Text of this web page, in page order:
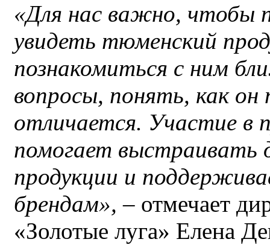
«Для нас важно, чтобы
увидеть тюменский
познакомиться с ним
вопросы, понять, как он
отличается. Участие в
помогает выстраивать
продукции и
брендам»,– отмечает
«Золотые луга» Елена